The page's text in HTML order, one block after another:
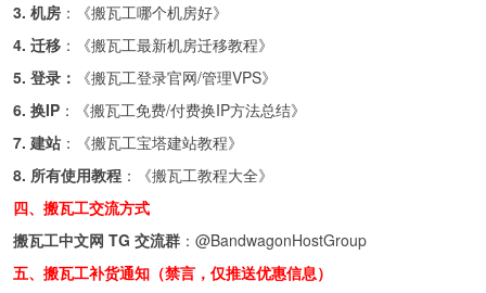
3. 机房 ：《搬瓦工哪个机房好》
4. 迁移 ：《搬瓦工最新机房迁移教程》
5. 登录：
《搬瓦工登录官网/管理VPS》
6. 换IP ：《搬瓦工免费/付费换IP方法总结》
7. 建站 ：《搬瓦工宝塔建站教程》
8. 所有使用教程 ：《搬瓦工教程大全》
四、搬瓦工交流方式
搬瓦工中文网 TG 交流群 ： @BandwagonHostGroup
五、搬瓦工补货通知（禁言，仅推送优惠信息）